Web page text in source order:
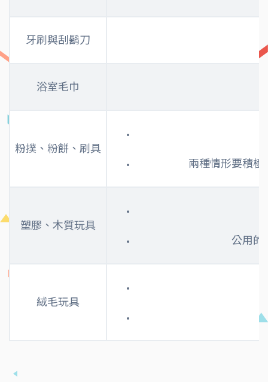
牙刷與刮鬍刀
浴室毛巾
粉撲、粉餅、刷具
兩種情形要積
塑膠、木質玩具
公用的
絨毛玩具